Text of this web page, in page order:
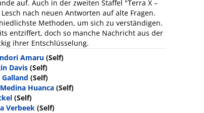
auf. Auch in der zweiten Staffel "Terra X –
nach neuen Antworten auf alte Fragen.
Methoden, um sich zu verständigen.
entziffert, doch so manche Nachricht aus der
ihrer Entschlüsselung.
Amaru (Self)
Davis (Self)
(Self)
Huanca (Self)
(Self)
Verbeek (Self)